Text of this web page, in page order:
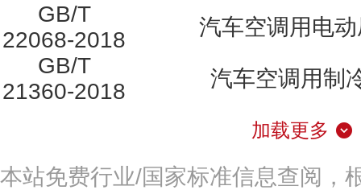
GB/T
22068-2018
汽车空调用电
GB/T
21360-2018
汽车空调用制
加载更多
本站免费行业/国家标准信息查阅，